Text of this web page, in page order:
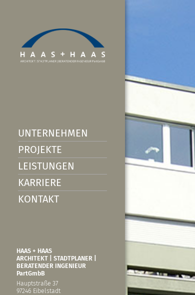
UNTERNEHMEN
PROJEKTE
LEISTUNGEN
KARRIERE
KONTAKT
HAAS + HAAS
ARCHITEKT | STADTPLANER |
BERATENDER INGENIEUR
PartGmbB
Hauptstraße 37
97246 Eibelstadt